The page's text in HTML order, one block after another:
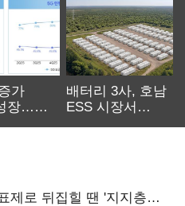
가
장…
배터리 3사, 호남
ESS 시장서
제로 뒤집힐 땐 '지지층